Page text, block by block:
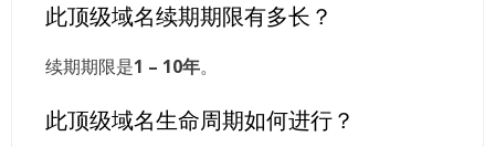
此顶级域名续期期限有多长？
续期期限是1 – 10年。
此顶级域名生命周期如何进行？